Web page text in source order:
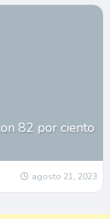
82 por ciento
agosto 21, 2023